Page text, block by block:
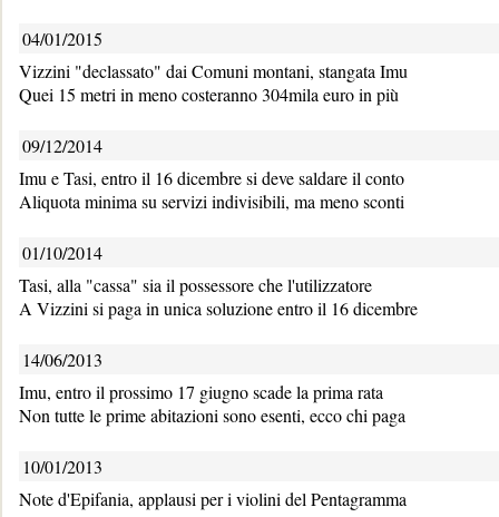
04/01/2015
Vizzini "declassato" dai Comuni montani, stangata Imu
Quei 15 metri in meno costeranno 304mila euro in più
09/12/2014
Imu e Tasi, entro il 16 dicembre si deve saldare il conto
Aliquota minima su servizi indivisibili, ma meno sconti
01/10/2014
Tasi, alla "cassa" sia il possessore che l'utilizzatore
A Vizzini si paga in unica soluzione entro il 16 dicembre
14/06/2013
Imu, entro il prossimo 17 giugno scade la prima rata
Non tutte le prime abitazioni sono esenti, ecco chi paga
10/01/2013
Note d'Epifania, applausi per i violini del Pentagramma